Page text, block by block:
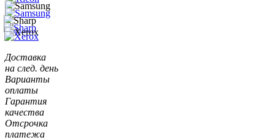
Доставка
на след. день
Варианты
оплаты
Гарантия
качества
Отсрочка
платежа